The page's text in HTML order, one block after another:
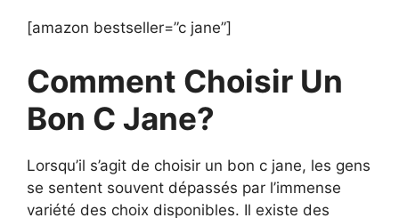
[amazon bestseller=”c jane”]
Comment Choisir Un
Bon C Jane?
Lorsqu’il s’agit de choisir un bon c jane, les gens
se sentent souvent dépassés par l’immense
variété des choix disponibles. Il existe des